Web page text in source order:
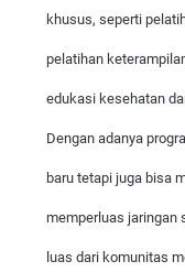
khusus, seperti
pelatihan
edukasi kesehatan
Dengan adanya
baru tetapi juga bisa
memperluas jaringan
luas dari komunitas